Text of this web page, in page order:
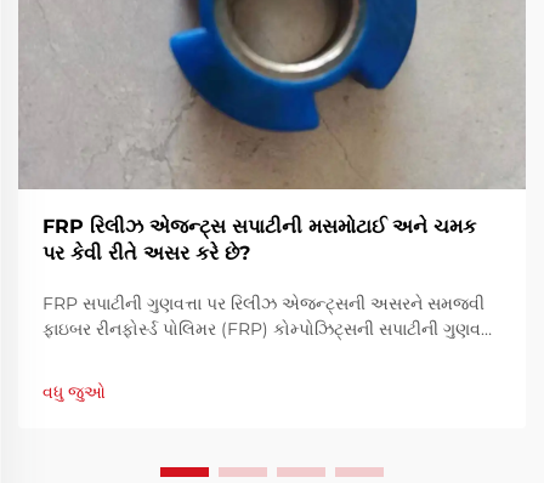
FRP રિલીઝ એજન્ટ્સ સપાટીની મસમોટાઈ અને ચમક
પર કેવી રીતે અસર કરે છે?
FRP સપાટીની ગુણવત્તા પર રિલીઝ એજન્ટ્સની અસરને સમજવી
ફાઇબર રીનફોર્સ્ડ પોલિમર (FRP) કોમ્પોઝિટ્સની સપાટીની ગુણવત્તા
રિલીઝ એજન્ટ્સ ઉત્પાદન પ્રક્રિયામાં મૂળભૂત ઘટકો છે.
વધુ જુઓ